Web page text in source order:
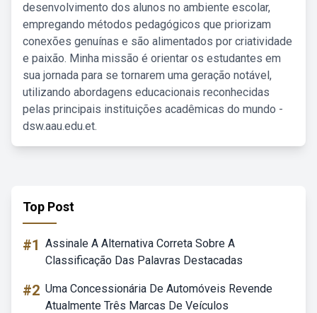
desenvolvimento dos alunos no ambiente escolar,
empregando métodos pedagógicos que priorizam
conexões genuínas e são alimentados por criatividade
e paixão. Minha missão é orientar os estudantes em
sua jornada para se tornarem uma geração notável,
utilizando abordagens educacionais reconhecidas
pelas principais instituições acadêmicas do mundo -
dsw.aau.edu.et.
Top Post
#1 Assinale A Alternativa Correta Sobre A
Classificação Das Palavras Destacadas
#2 Uma Concessionária De Automóveis Revende
Atualmente Três Marcas De Veículos